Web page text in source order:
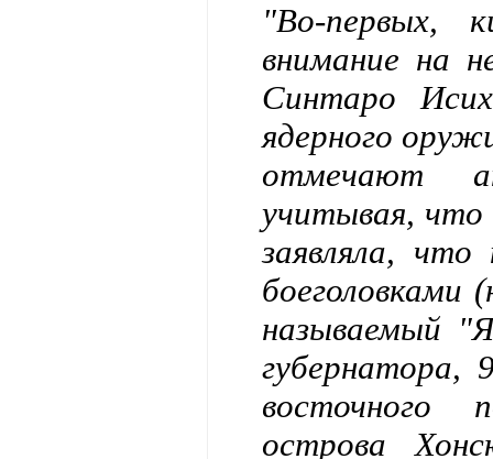
"Во-первых,
внимание на
Синтаро
ядерного
отмечают
учитывая, что
заявляла,
боеголовками
называемый
губернатора,
восточного
острова